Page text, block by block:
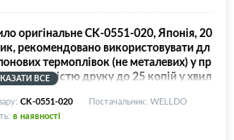
оригінальне CK-0551-020, Японія, 20
рекомендовано використовувати дл
термоплівок (не металевих) у пр
зі швідкістю друку до 25 копій у хвил
ВСЕ
CK-0551-020
Постачальник: WELLDO
в наявності